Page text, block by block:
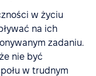
w życiu
na ich
zadaniu.
nie być
w trudnym